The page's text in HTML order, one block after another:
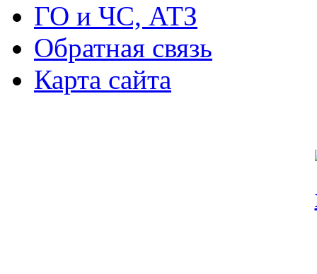
ГО и ЧС, АТЗ
Обратная связь
Карта сайта